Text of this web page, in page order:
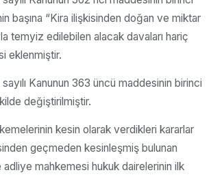
başına “Kira ilişkisinden doğan ve miktar
temyiz edilebilen alacak davaları hariç
eklenmiştir.
Kanunun 363 üncü maddesinin birinci
değiştirilmiştir.
kesin olarak verdikleri kararlar
geçmeden kesinleşmiş bulunan
adliye mahkemesi hukuk dairelerinin ilk